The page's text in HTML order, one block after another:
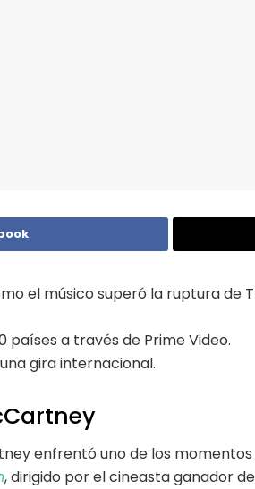
el músico superó la ruptura de
países a través de Prime Video.
gira internacional.
enfrentó uno de los
, dirigido por el cineasta ganador